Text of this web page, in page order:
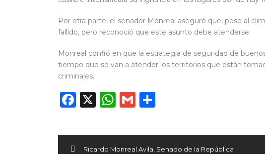
Por otra parte, el senador Monreal aseguró que, pese al
fallido, pero reconoció que este asunto debe atenderse.
Monreal confió en que la estrategia de seguridad de
tiempo que se van a atender los territorios que están
criminales.
Facebook
X WhatsApp
Gmail
Ricardo Monreal Avila Senado de la República